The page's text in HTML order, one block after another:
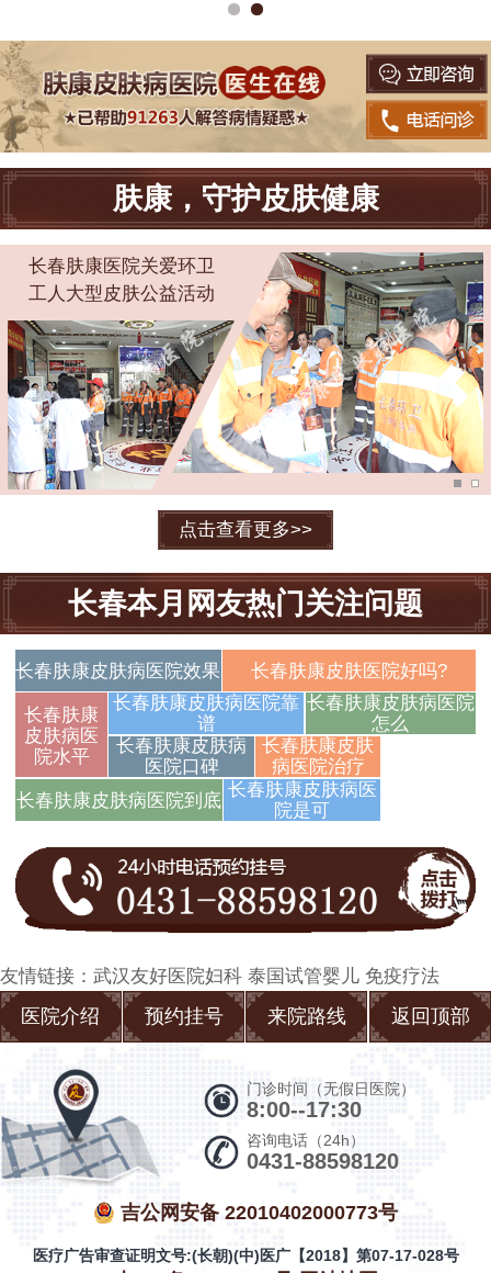
肤康，守护皮肤健康
长春肤康医院关爱环卫
工人大型皮肤公益活动
点击查看更多>>
长春本月网友热门关注问题
长春肤康皮肤病医院效果 长春肤康皮肤医院好吗?
长春肤康
皮肤病医
院水平
长春肤康皮肤病医院靠
谱
长春肤康皮肤病医院
怎么
长春肤康皮肤病
医院口碑
长春肤康皮肤
病医院治疗
长春肤康皮肤病医院到底 长春肤康皮肤病医
院是可
友情链接： 武汉友好医院妇科 泰国试管婴儿 免疫疗法
医院介绍 预约挂号 来院路线 返回顶部
门诊时间（无假日医院）
8:00--17:30
咨询电话（24h）
0431-88598120
吉公网安备 22010402000773号
医疗广告审查证明文号:(长朝)(中)医广【2018】第07-17-028号